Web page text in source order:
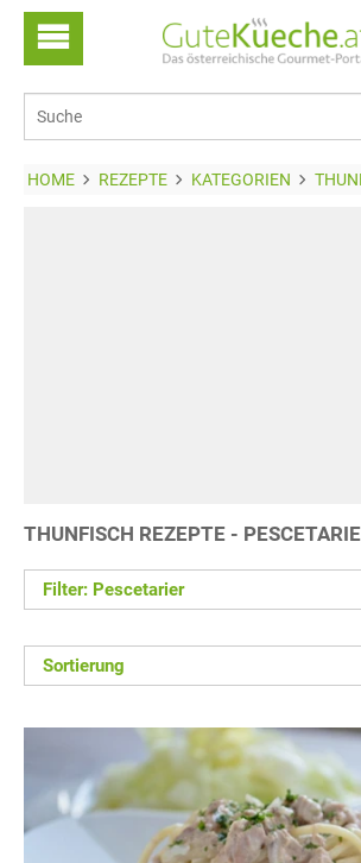
HOME REZEPTE KATEGORIEN
THUNFISCH REZEPTE -
Filter: Pescetarier
Sortierung